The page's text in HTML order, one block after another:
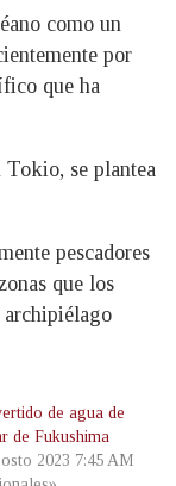
como un
por
que ha
se plantea
pescadores
que los
archipiélago
de agua de
de Fukushima
2023 7:45 AM